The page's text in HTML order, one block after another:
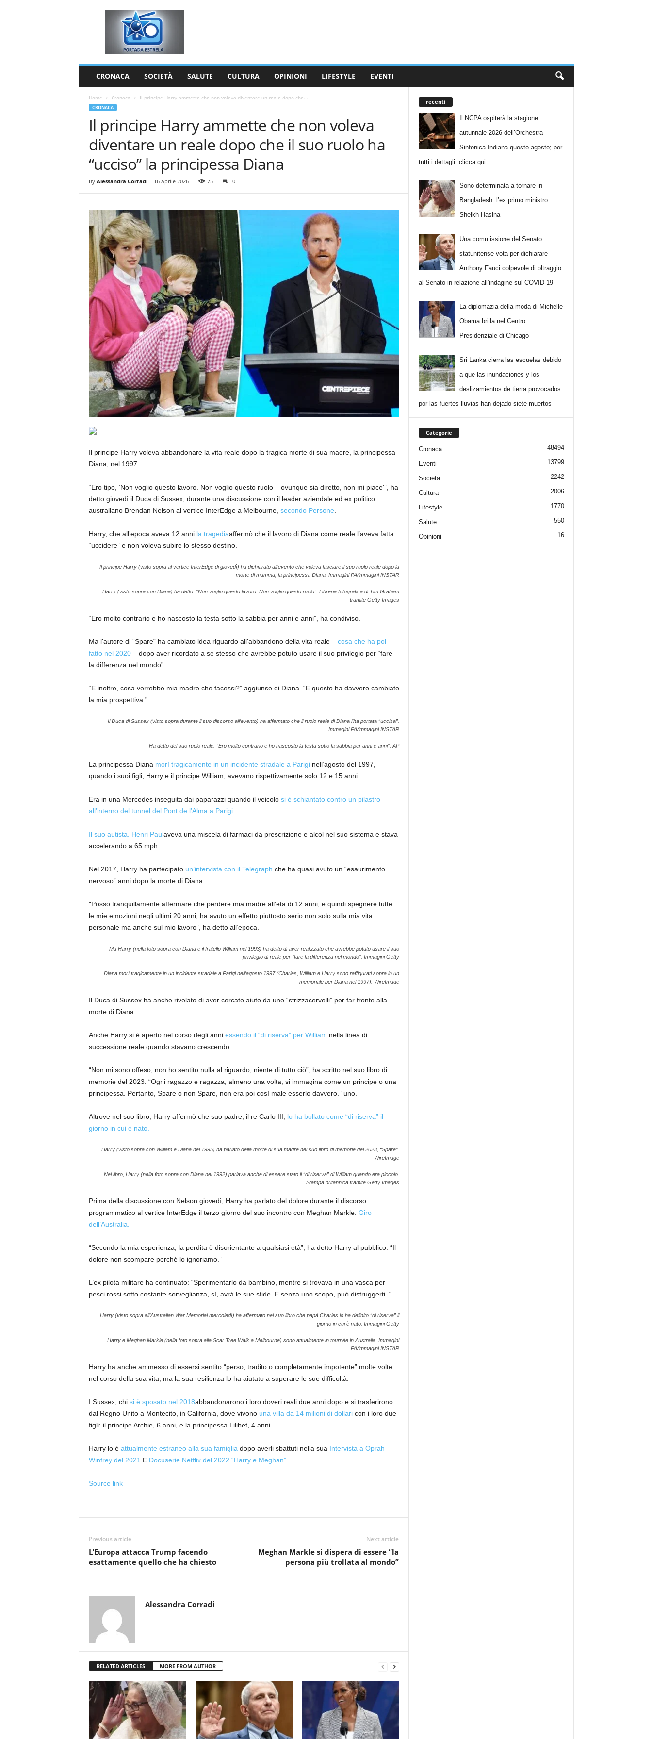
CRONACA SOCIETÀ SALUTE CULTURA OPINIONI LIFESTYLE EVENTI
Home Cronaca Il principe Harry ammette che non voleva diventare un reale dopo che...
CRONACA
Il principe Harry ammette che non voleva
diventare un reale dopo che il suo ruolo ha
“ucciso” la principessa Diana
By Alessandra Corradi- 16 Aprile 2026 75 0
Il principe Harry voleva abbandonare la vita reale dopo la tragica morte di sua madre, la principessa
Diana, nel 1997.
“Ero tipo, ‘Non voglio questo lavoro. Non voglio questo ruolo – ovunque sia diretto, non mi piace'”, ha
detto giovedì il Duca di Sussex, durante una discussione con il leader aziendale ed ex politico
australiano Brendan Nelson al vertice InterEdge a Melbourne, secondo Persone
Harry, che all’epoca aveva 12 anni la tragediaaffermò che il lavoro di Diana come reale l’aveva fatta
“uccidere” e non voleva subire lo stesso destino.
Il principe Harry (visto sopra al vertice InterEdge di giovedì) ha dichiarato all’evento che voleva lasciare il suo ruolo reale dopo la
morte di mamma, la principessa Diana. Immagini PA/immagini INSTAR
Harry (visto sopra con Diana) ha detto: “Non voglio questo lavoro. Non voglio questo ruolo”. Libreria fotografica di Tim Graham
tramite Getty Images
“Ero molto contrario e ho nascosto la testa sotto la sabbia per anni e anni”, ha condiviso.
Ma l’autore di “Spare” ha cambiato idea riguardo all’abbandono della vita reale – cosa che ha poi
fatto nel 2020– dopo aver ricordato a se stesso che avrebbe potuto usare il suo privilegio per “fare
la differenza nel mondo”.
“E inoltre, cosa vorrebbe mia madre che facessi?” aggiunse di Diana. “E questo ha davvero cambiato
la mia prospettiva.”
Il Duca di Sussex (visto sopra durante il suo discorso all’evento) ha affermato che il ruolo reale di Diana l’ha portata “uccisa”.
Immagini PA/immagini INSTAR
Ha detto del suo ruolo reale: “Ero molto contrario e ho nascosto la testa sotto la sabbia per anni e anni”. AP
La principessa Diana morì tragicamente in un incidente stradale a Pariginell’agosto del 1997,
quando i suoi figli, Harry e il principe William, avevano rispettivamente solo 12 e 15 anni.
Era in una Mercedes inseguita dai paparazzi quando il veicolo si è schiantato contro un pilastro
all’interno del tunnel del Pont de l’Alma a Parigi.
Il suo autista, Henri Paulaveva una miscela di farmaci da prescrizione e alcol nel suo sistema e stava
accelerando a 65 mph.
Nel 2017, Harry ha partecipato un’intervista con il Telegraph che ha quasi avuto un “esaurimento
nervoso” anni dopo la morte di Diana.
“Posso tranquillamente affermare che perdere mia madre all’età di 12 anni, e quindi spegnere tutte
le mie emozioni negli ultimi 20 anni, ha avuto un effetto piuttosto serio non solo sulla mia vita
personale ma anche sul mio lavoro”, ha detto all’epoca.
Ma Harry (nella foto sopra con Diana e il fratello William nel 1993) ha detto di aver realizzato che avrebbe potuto usare il suo
privilegio di reale per “fare la differenza nel mondo”. Immagini Getty
Diana morì tragicamente in un incidente stradale a Parigi nell’agosto 1997 (Charles, William e Harry sono raffigurati sopra in un
memoriale per Diana nel 1997).
WireImage
Il Duca di Sussex ha anche rivelato di aver cercato aiuto da uno “strizzacervelli” per far fronte alla
morte di Diana.
Anche Harry si è aperto nel corso degli anni essendo il “di riserva” per William nella linea di
successione reale quando stavano crescendo.
“Non mi sono offeso, non ho sentito nulla al riguardo, niente di tutto ciò”, ha scritto nel suo libro di
memorie del 2023. “Ogni ragazzo e ragazza, almeno una volta, si immagina come un principe o una
principessa. Pertanto, Spare o non Spare, non era poi così male esserlo davvero.” uno.”
Altrove nel suo libro, Harry affermò che suo padre, il re Carlo III, lo ha bollato come “di riserva” il
giorno in cui è nato.
Harry (visto sopra con William e Diana nel 1995) ha parlato della morte di sua madre nel suo libro di memorie del 2023, “Spare”.
WireImage
Nel libro, Harry (nella foto sopra con Diana nel 1992) parlava anche di essere stato il “di riserva” di William quando era piccolo.
Stampa britannica tramite Getty Images
Prima della discussione con Nelson giovedì, Harry ha parlato del dolore durante il discorso
programmatico al vertice InterEdge il terzo giorno del suo incontro con Meghan Markle. Giro
dell’Australia.
“Secondo la mia esperienza, la perdita è disorientante a qualsiasi età”, ha detto Harry al pubblico. “Il
dolore non scompare perché lo ignoriamo.”
L’ex pilota militare ha continuato: “Sperimentarlo da bambino, mentre si trovava in una vasca per
pesci rossi sotto costante sorveglianza, sì, avrà le sue sfide. E senza uno scopo, può distruggerti. “
Harry (visto sopra all’Australian War Memorial mercoledì) ha affermato nel suo libro che papà Charles lo ha definito “di riserva” il
giorno in cui è nato. Immagini Getty
Harry e Meghan Markle (nella foto sopra alla Scar Tree Walk a Melbourne) sono attualmente in tournée in Australia. Immagini
PA/immagini INSTAR
Harry ha anche ammesso di essersi sentito “perso, tradito o completamente impotente” molte volte
nel corso della sua vita, ma la sua resilienza lo ha aiutato a superare le sue difficoltà.
I Sussex, chi si è sposato nel 2018abbandonarono i loro doveri reali due anni dopo e si trasferirono
dal Regno Unito a Montecito, in California, dove vivono una villa da 14 milioni di dollaricon i loro due
figli: il principe Archie, 6 anni, e la principessa Lilibet, 4 anni.
Harry lo è attualmente estraneo alla sua famiglia dopo averli sbattuti nella sua Intervista a Oprah
Winfrey del 2021 E Docuserie Netflix del 2022 “Harry e Meghan”.
Source link
Previous article
L’Europa attacca Trump facendo
esattamente quello che ha chiesto
Next article
Meghan Markle si dispera di essere “la
persona più trollata al mondo”
Alessandra Corradi
RELATED ARTICLES MORE FROM AUTHOR
recenti
Il NCPA ospiterà la stagione
autunnale 2026 dell’Orchestra
Sinfonica Indiana questo agosto; per
tutti i dettagli, clicca qui
Sono determinata a tornare in
Bangladesh: l’ex primo ministro
Sheikh Hasina
Una commissione del Senato
statunitense vota per dichiarare
Anthony Fauci colpevole di oltraggio
al Senato in relazione all’indagine sul COVID-19
La diplomazia della moda di Michelle
Obama brilla nel Centro
Presidenziale di Chicago
Sri Lanka cierra las escuelas debido
a que las inundaciones y los
deslizamientos de tierra provocados
por las fuertes lluvias han dejado siete muertos
Categorie
Cronaca 48494
Eventi 13799
Società 2242
Cultura 2006
Lifestyle 1770
Salute 550
Opinioni 16